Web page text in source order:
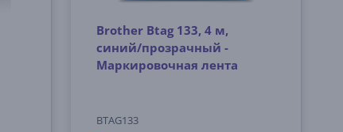
Brother Btag 133, 4 м,
синий/прозрачный -
Маркировочная лента
BTAG133